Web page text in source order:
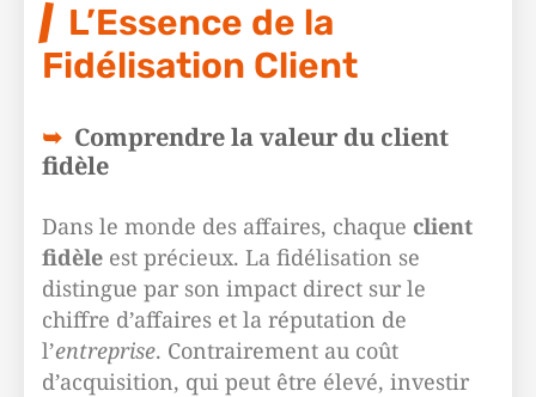
L’Essence de la
Fidélisation Client
Comprendre la valeur du client
fidèle
Dans le monde des affaires, chaque client
fidèle est précieux. La fidélisation se
distingue par son impact direct sur le
chiffre d’affaires et la réputation de
l’entreprise. Contrairement au coût
d’acquisition, qui peut être élevé, investir